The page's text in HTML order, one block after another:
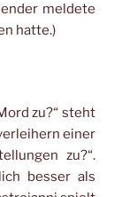
meldete
hatte.)
zu?“ steht
einer
zu?“.
besser als